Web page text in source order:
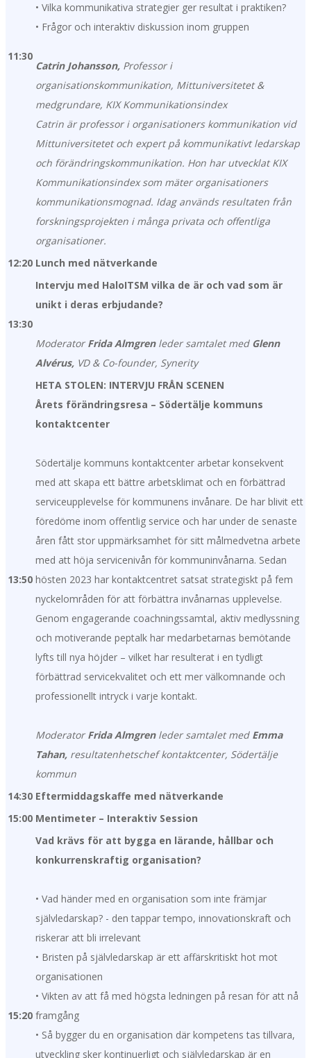
11:30
• Vilka kommunikativa strategier ger resultat i praktiken?
• Frågor och interaktiv diskussion inom gruppen
Catrin Johansson, Professor i
organisationskommunikation, Mittuniversitetet &
medgrundare, KIX Kommunikationsindex
Catrin är professor i organisationers kommunikation vid
Mittuniversitetet och expert på kommunikativt ledarskap
och förändringskommunikation. Hon har utvecklat KIX
Kommunikationsindex som mäter organisationers
kommunikationsmognad. Idag används resultaten från
forskningsprojekten i många privata och offentliga
organisationer.
12:20 Lunch med nätverkande
13:30
Intervju med HaloITSM vilka de är och vad som är
unikt i deras erbjudande?
ModeratorFrida Almgrenleder samtalet med Glenn
Alvérus, VD & Co-founder, Synerity
13:50
HETA STOLEN: INTERVJU FRÅN SCENEN
Årets förändringsresa – Södertälje kommuns
kontaktcenter
Södertälje kommuns kontaktcenter arbetar konsekvent
med att skapa ett bättre arbetsklimat och en förbättrad
serviceupplevelse för kommunens invånare. De har blivit ett
föredöme inom offentlig service och har under de senaste
åren fått stor uppmärksamhet för sitt målmedvetna arbete
med att höja servicenivån för kommuninvånarna. Sedan
hösten 2023 har kontaktcentret satsat strategiskt på fem
nyckelområden för att förbättra invånarnas upplevelse.
Genom engagerande coachningssamtal, aktiv medlyssning
och motiverande peptalk har medarbetarnas bemötande
lyfts till nya höjder – vilket har resulterat i en tydligt
förbättrad servicekvalitet och ett mer välkomnande och
professionellt intryck i varje kontakt.
ModeratorFrida Almgrenleder samtalet med Emma
Tahan, resultatenhetschef kontaktcenter, Södertälje
kommun
14:30 Eftermiddagskaffe med nätverkande
15:00 Mentimeter – Interaktiv Session
15:20
Vad krävs för att bygga en lärande, hållbar och
konkurrenskraftig organisation?
• Vad händer med en organisation som inte främjar
självledarskap? - den tappar tempo, innovationskraft och
riskerar att bli irrelevant
• Bristen på självledarskap är ett affärskritiskt hot mot
organisationen
• Vikten av att få med högsta ledningen på resan för att nå
framgång
• Så bygger du en organisation där kompetens tas tillvara,
utveckling sker kontinuerligt och självledarskap är en